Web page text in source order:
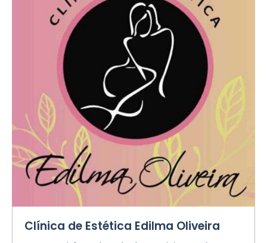
Clínica de Estética Edilma Oliveira